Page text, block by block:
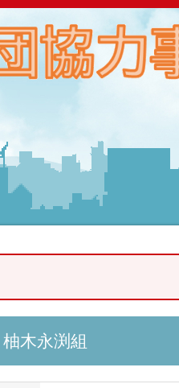
木永渕組